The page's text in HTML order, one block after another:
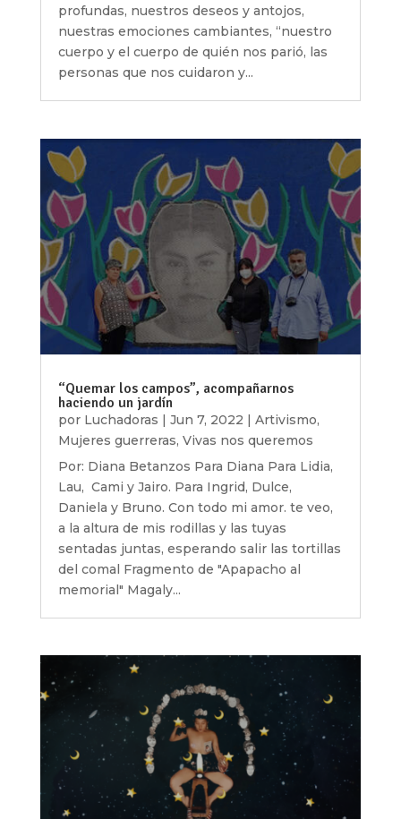
profundas, nuestros deseos y antojos,
nuestras emociones cambiantes, “nuestro
cuerpo y el cuerpo de quién nos parió, las
personas que nos cuidaron y...
“Quemar los campos”, acompañarnos
haciendo un jardín
por Luchadoras | Jun 7, 2022 | Artivismo,
Mujeres guerreras, Vivas nos queremos
Por: Diana Betanzos Para Diana Para Lidia,
Lau, Cami y Jairo. Para Ingrid, Dulce,
Daniela y Bruno. Con todo mi amor. te veo,
a la altura de mis rodillas y las tuyas
sentadas juntas, esperando salir las tortillas
del comal Fragmento de "Apapacho al
memorial" Magaly...